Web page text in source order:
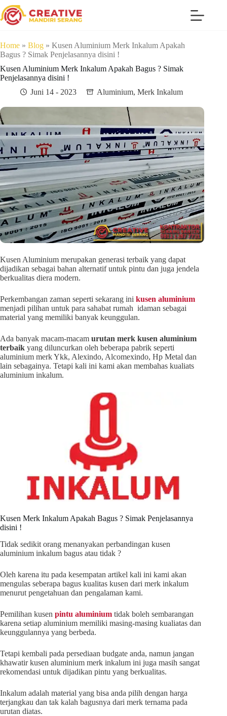
Home » Blog » Kusen Aluminium Merk Inkalum Apakah
Bagus ? Simak Penjelasannya disini !
Kusen Aluminium Merk Inkalum Apakah Bagus ? Simak
Penjelasannya disini !
Juni 14 - 2023
Aluminium, Merk Inkalum
Kusen Aluminium merupakan generasi terbaik yang dapat
dijadikan sebagai bahan alternatif untuk pintu dan juga jendela
berkualitas diera modern.
Perkembangan zaman seperti sekarang ini kusen aluminium
menjadi pilihan untuk para sahabat rumah idaman sebagai
material yang memiliki banyak keunggulan.
Ada banyak macam-macam urutan merk kusen aluminium
terbaik yang diluncurkan oleh beberapa pabrik seperti
aluminium merk Ykk, Alexindo, Alcomexindo, Hp Metal dan
lain sebagainya. Tetapi kali ini kami akan membahas kualiats
aluminium inkalum.
Kusen Merk Inkalum Apakah Bagus ? Simak Penjelasannya
disini !
Tidak sedikit orang menanyakan perbandingan kusen
aluminium inkalum bagus atau tidak ?
Oleh karena itu pada kesempatan artikel kali ini kami akan
mengulas seberapa bagus kualitas kusen dari merk inkalum
menurut pengetahuan dan pengalaman kami.
Pemilihan kusen pintu aluminium tidak boleh sembarangan
karena setiap aluminium memiliki masing-masing kualiatas dan
keunggulannya yang berbeda.
Tetapi kembali pada persediaan budgate anda, namun jangan
khawatir kusen aluminium merk inkalum ini juga masih sangat
rekomendasi untuk dijadikan pintu yang berkualitas.
Inkalum adalah material yang bisa anda pilih dengan harga
terjangkau dan tak kalah bagusnya dari merk ternama pada
urutan diatas.